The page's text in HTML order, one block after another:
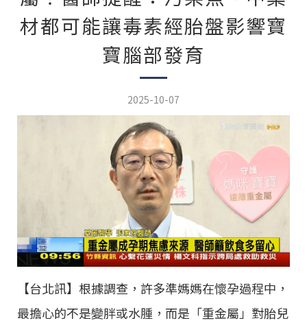
材都可能讓毒素經胎盤影響寶
寶腦部發育
2025-10-07
【台北訊】根據調查，許多準媽媽在懷孕過程中，
最擔心的不是變胖或水腫，而是「重金屬」對胎兒